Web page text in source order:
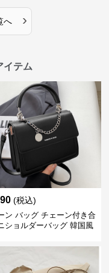
へ ›
イテム
(税込)
ン バッグ チェーン付き合
ショルダーバッグ 韓国風